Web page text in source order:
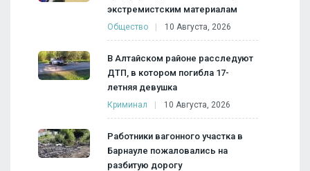
экстремистским материалам
Общество 10 Августа, 2026
В Алтайском районе расследуют
ДТП, в котором погибла 17-
летняя девушка
Криминал 10 Августа, 2026
Работники вагонного участка в
Барнауле пожаловались на
разбитую дорогу